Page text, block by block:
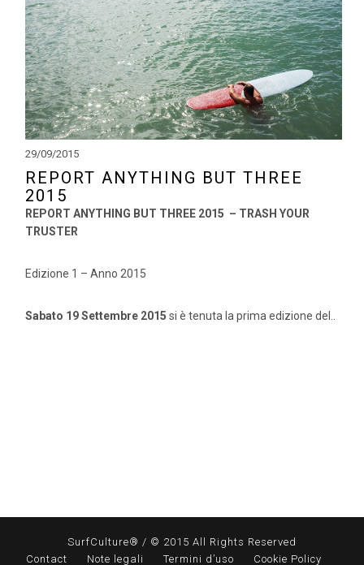
29/09/2015
REPORT ANYTHING BUT THREE
2015
REPORT ANYTHING BUT THREE 2015 – TRASH YOUR
TRUSTER
Edizione 1 – Anno 2015
Sabato 19 Settembre 2015 si è tenuta la prima edizione del..
SurfCulture® / © 2015 All Rights Reserved
Contact
Note legali Termini d’uso Cookie Policy